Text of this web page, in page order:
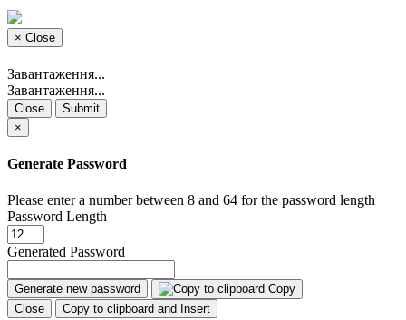
× Close
Завантаження...
Завантаження...
Close
Submit
×
Generate Password
Please enter a number between 8 and 64 for the password length
Password Length
Generated Password
Generate new password
Copy
Close
Copy to clipboard and Insert